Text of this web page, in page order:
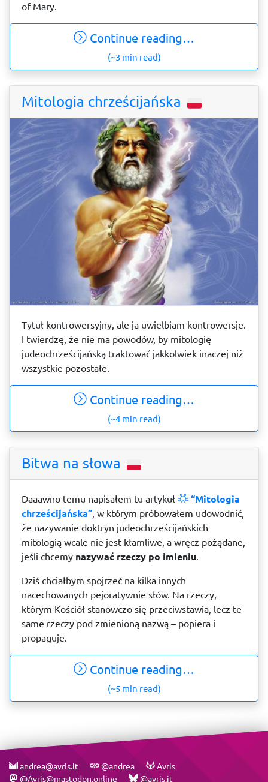
of Mary.
Continue reading…
(~3 min read)
Mitologia chrześcijańska
Tytuł kontrowersyjny, ale ja uwielbiam kontrowersje.
I twierdzę, że nie ma powodów, by mitologię
judeochrześcijańską traktować jakkolwiek inaczej niż
wszystkie pozostałe.
Continue reading…
(~4 min read)
Bitwa na słowa
Daaawno temu napisałem tu artykuł
“Mitologia
chrześcijańska” , w którym próbowałem udowodnić,
że nazywanie doktryn judeochrześcijańskich
mitologią wcale nie jest kłamliwe, a wręcz pożądane,
jeśli chcemy nazywać rzeczy po imieniu
Dziś chciałbym spojrzeć na kilka innych
nacechowanych pejoratywnie słów. Na rzeczy,
którym Kościół stanowczo się przeciwstawia, lecz te
same rzeczy pod zmienioną nazwą – popiera i
propaguje.
Continue reading…
(~5 min read)
andrea@avris.it @andrea
Avris
@Avris@mastodon.online
@avris.it